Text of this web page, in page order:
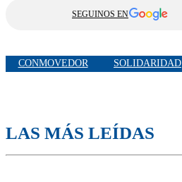
SEGUINOS EN
CONMOVEDOR SOLIDARIDAD
LAS MÁS LEÍDAS